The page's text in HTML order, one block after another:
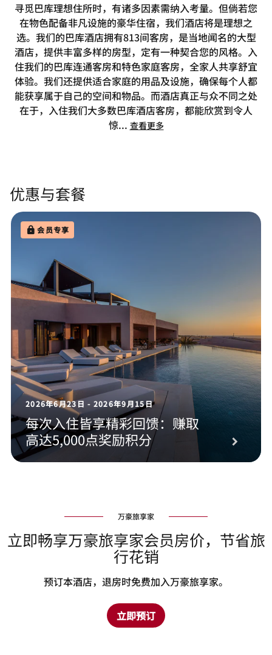
寻觅巴库理想住所时，有诸多因素需纳入考量。但倘若您
在物色配备非凡设施的豪华住宿，我们酒店将是理想之
选。我们的巴库酒店拥有813间客房，是当地闻名的大型
酒店，提供丰富多样的房型，定有一种契合您的风格。入
住我们的巴库连通客房和特色家庭客房，全家人共享舒宜
体验。我们还提供适合家庭的用品及设施，确保每个人都
能获享属于自己的空间和物品。而酒店真正与众不同之处
在于，入住我们大多数巴库酒店客房，都能欣赏到令人
惊... 查看更多
优惠与套餐
会员专享
2026年6月23日 - 2026年9月15日
每次入住皆享精彩回馈：赚取
高达5,000点奖励积分
万豪旅享家
立即畅享万豪旅享家会员房价，节省旅
行花销
预订本酒店，退房时免费加入万豪旅享家。
立即预订